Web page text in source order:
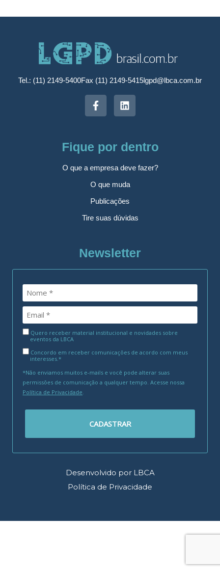
Tel.: (11) 2149-5400Fax (11) 2149-5415lgpd@lbca.com.br
Fique por dentro
O que a empresa deve fazer?
O que muda
Publicações
Tire suas dúvidas
Newsletter
Quero receber material institucional e novidades sobre
eventos da LBCA
Concordo em receber comunicações de acordo com meus
interesses.*
*Não enviamos muitos e-mails e você pode alterar suas
permissões de comunicação a qualquer tempo. Acesse nossa
Política de Privacidade.
CADASTRAR
Desenvolvido por LBCA
Política de Privacidade